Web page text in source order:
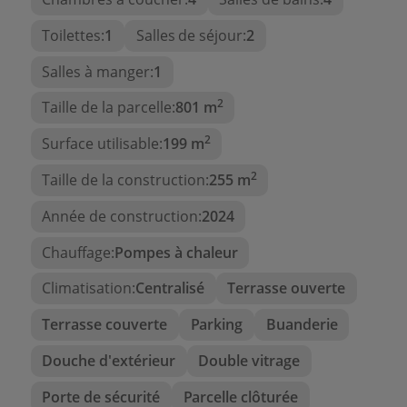
combinaison parfaite de luxe, de modernité et
d'emplacement exceptionnel. Ne manquez pas
l'occasion de faire de cette maison votre chez-vous
Toilettes:1 Salles de séjour:2
Salles à manger:1
Taille de la parcelle:801 m2
Surface utilisable:199 m2
Taille de la construction:255 m2
Année de construction:2024
Chauffage:Pompes à chaleur
Climatisation:Centralisé
Terrasse ouverte
Terrasse couverte
Parking
Buanderie
Douche d'extérieur
Double vitrage
Porte de sécurité
Parcelle clôturée